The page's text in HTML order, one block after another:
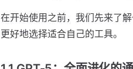
在开始使用之前，我们先来了
更好地选择适合自己的工具。